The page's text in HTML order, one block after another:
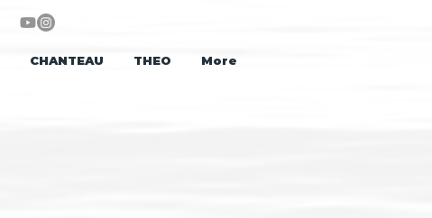
CHANTEAU THEO More